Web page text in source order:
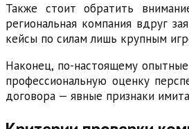
Также стоит обратить
региональная компания вдруг
кейсы по силам лишь крупным
Наконец, по-настоящему
профессиональную оценку
договора — явные признаки